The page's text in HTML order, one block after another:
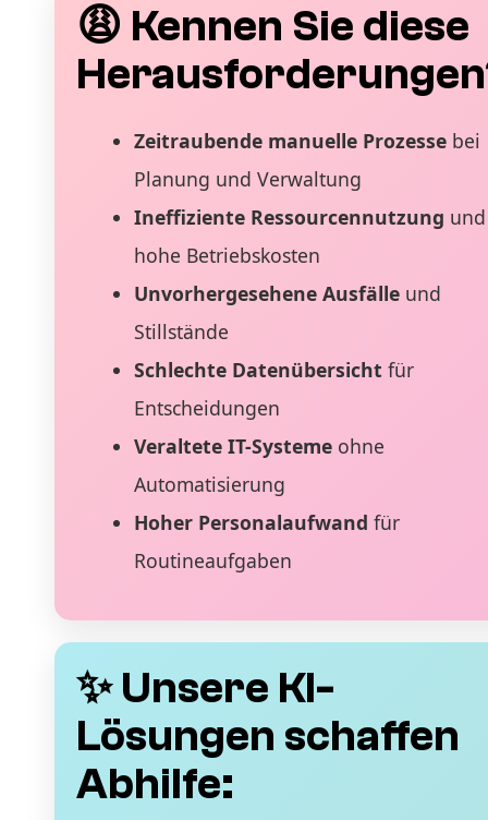
😩 Kennen Sie diese
Zeitraubende manuelle Prozessebei
Planung und Verwaltung
Ineffiziente Ressourcennutzung und
hohe Betriebskosten
Unvorhergesehene Ausfälleund
Stillstände
Schlechte Datenübersicht für
Entscheidungen
Veraltete IT-Systemeohne
Automatisierung
Hoher Personalaufwand für
Routineaufgaben
✨ Unsere KI-
Lösungen schaffen
Abhilfe: